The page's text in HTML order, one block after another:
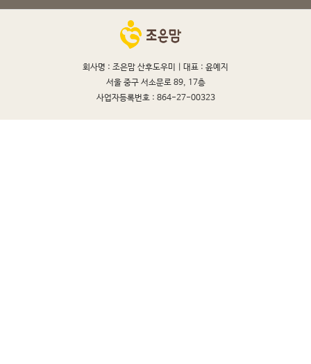
회사명 : 조은맘 산후도우미 | 대표 : 윤예지
서울 중구 서소문로 89, 17층
사업자등록번호 : 864-27-00323